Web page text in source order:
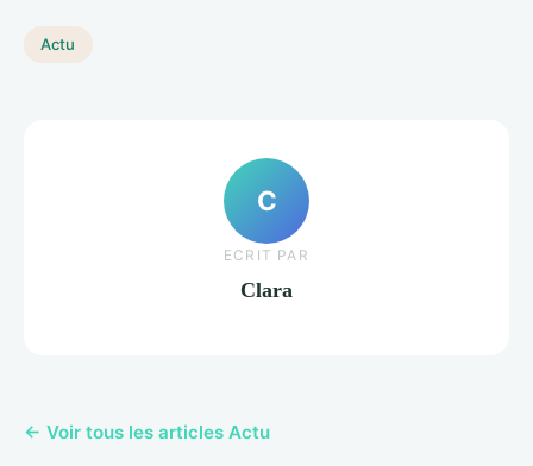
Actu
C
ECRIT PAR
Clara
← Voir tous les articles Actu